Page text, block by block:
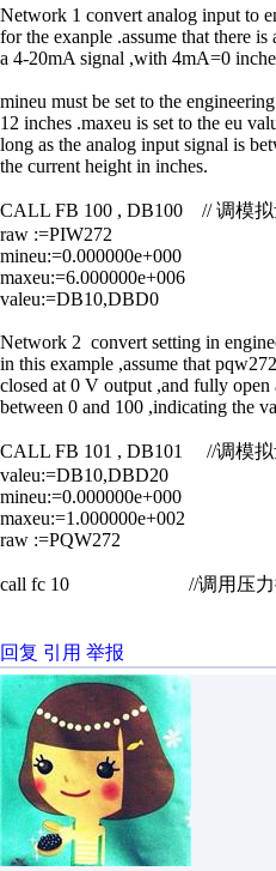
Network 1 convert analog input to
for the exanple .assume that there
a 4-20mA signal ,with 4mA=0
mineu must be set to the
12 inches .maxeu is set to the eu
long as the analog input signal is
the current height in inches.
CALL FB 100 , DB100 // 调模拟
raw :=PIW272
mineu:=0.000000e+000
maxeu:=6.000000e+006
valeu:=DB10,DBD0
Network 2 convert setting in
in this example ,assume that
closed at 0 V output ,and fully
between 0 and 100 ,indicating the
CALL FB 101 , DB101 //调模拟
valeu:=DB10,DBD20
mineu:=0.000000e+000
maxeu:=1.000000e+002
raw :=PQW272
call fc 10 //调用压力换
回复 引用 举报